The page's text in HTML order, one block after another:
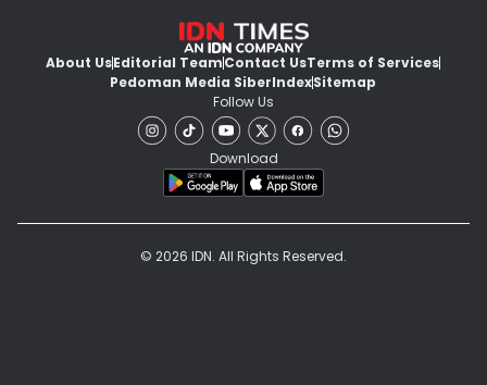
About UsEditorial TeamContact UsTerms of Services
Pedoman Media SiberIndexSitemap
Follow Us
Download
© 2026 IDN. All Rights Reserved.